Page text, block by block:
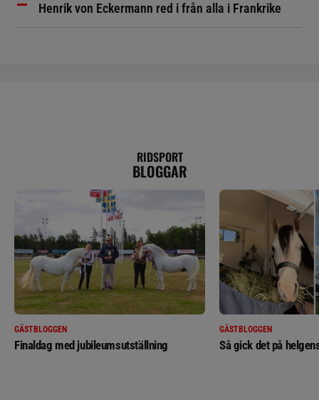
Henrik von Eckermann red i från alla i Frankrike
RIDSPORT
BLOGGAR
GÄSTBLOGGEN
Finaldag med jubileumsutställning
GÄSTBLOGGEN
Så gick det på